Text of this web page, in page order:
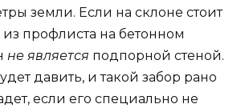
земли. Если на склоне стоит
профлиста на бетонном
не является подпорной стеной.
давить, и такой забор рано
если его специально не